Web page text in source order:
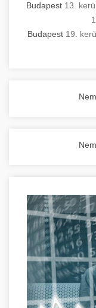
Budapest 13.
Budapest 19.